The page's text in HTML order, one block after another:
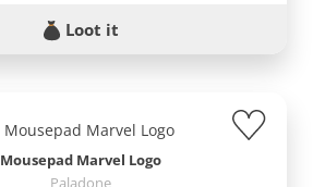
Loot it
Mousepad Marvel Logo
Paladone